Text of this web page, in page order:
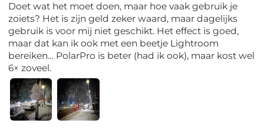
Doet wat het moet doen, maar hoe vaak gebruik je
zoiets? Het is zijn geld zeker waard, maar dagelijks
gebruik is voor mij niet geschikt. Het effect is goed,
maar dat kan ik ook met een beetje Lightroom
bereiken… PolarPro is beter (had ik ook), maar kost wel
6× zoveel.